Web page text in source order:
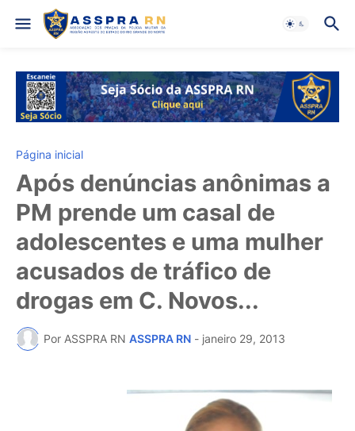
Página inicial
Após denúncias anônimas a
PM prende um casal de
adolescentes e uma mulher
acusados de tráfico de
drogas em C. Novos...
Por ASSPRA RN ASSPRA RN - janeiro 29, 2013